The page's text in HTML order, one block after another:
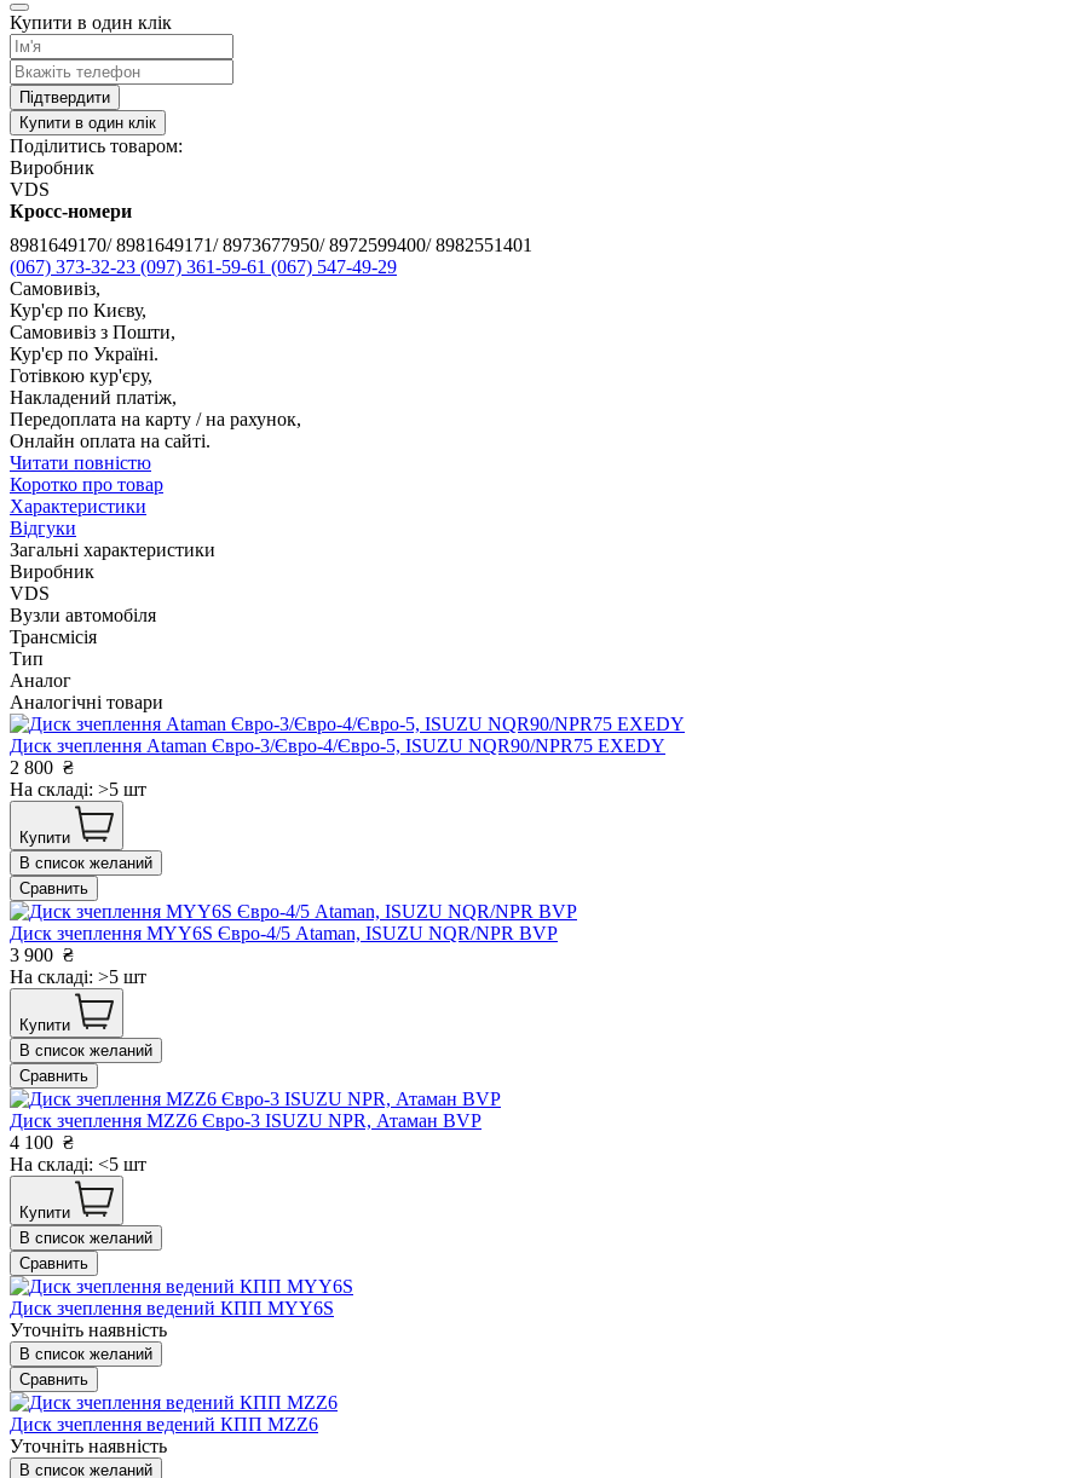
Купити в один клік
Підтвердити
Купити в один клік
Поділитись товаром:
Виробник
VDS
Кросс-номери
8981649170/ 8981649171/ 8973677950/ 8972599400/ 8982551401
(067) 373-32-23 (097) 361-59-61 (067) 547-49-29
Самовивіз,
Кур'єр по Києву,
Самовивіз з Пошти,
Кур'єр по Україні.
Готівкою кур'єру,
Накладений платіж,
Передоплата на карту / на рахунок,
Онлайн оплата на сайті.
Читати повністю
Коротко про товар
Характеристики
Відгуки
Загальні характеристики
Виробник
VDS
Вузли автомобіля
Трансмісія
Тип
Аналог
Аналогічні товари
Диск зчеплення Ataman Євро-3/Євро-4/Євро-5, ISUZU NQR90/NPR75 EXEDY
2 800 ₴
На складі: >5 шт
Купити
В список желаний
Сравнить
Диск зчеплення MYY6S Євро-4/5 Ataman, ISUZU NQR/NPR BVP
3 900 ₴
На складі: >5 шт
Купити
В список желаний
Сравнить
Диск зчеплення MZZ6 Євро-3 ISUZU NPR, Атаман BVP
4 100 ₴
На складі: <5 шт
Купити
В список желаний
Сравнить
Диск зчеплення ведений КПП MYY6S
Уточніть наявність
В список желаний
Сравнить
Диск зчеплення ведений КПП MZZ6
Уточніть наявність
В список желаний